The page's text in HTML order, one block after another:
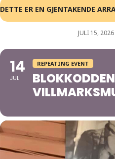
DETTE ER EN GJENTAKENDE
JULI 15,
14
JUL
REPEATING EVENT
BLOKKODDEN